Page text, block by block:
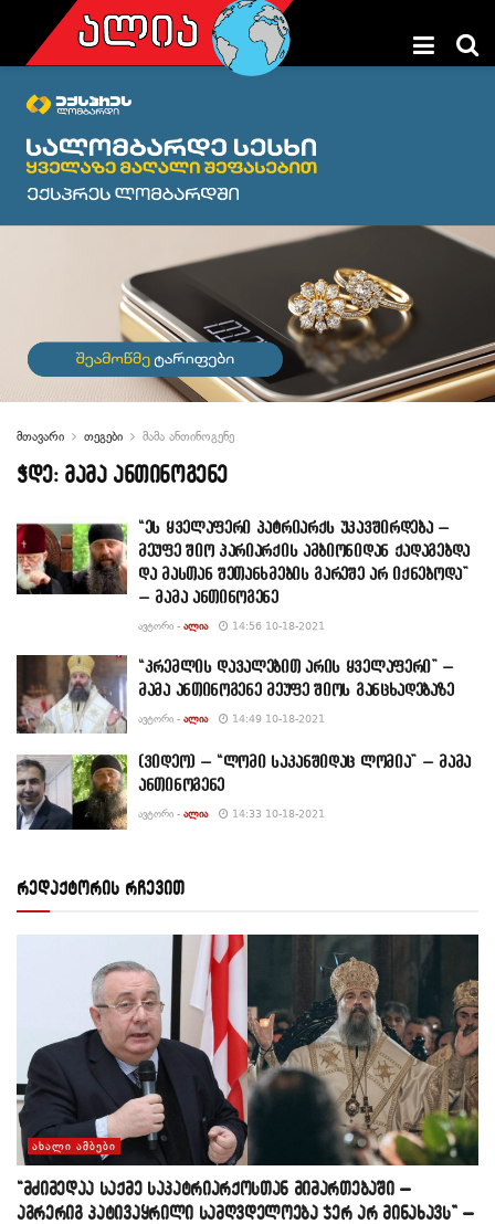
მთავარი თეგები მამა ანთინოგენე
ჭდე: მამა ანთინოგენე
“ეს ყველაფერი პატრიარქს უკავშირდება –
მეუფე შიო პარიარქის ამბიონიდან ქადაგებდა
და მასთან შეთანხმების გარეშე არ იქნებოდა”
– მამა ანთინოგენე
ᲐᲕᲢᲝᲠᲘ - ᲐᲚᲘᲐ 14:56 10-18-2021
“კრემლის დავალებით არის ყველაფერი” –
მამა ანთინოგენე მეუფე შიოს განცხადებაზე
ᲐᲕᲢᲝᲠᲘ - ᲐᲚᲘᲐ 14:49 10-18-2021
(ვიდეო) – “ლომი საკანშიდაც ლომია” – მამა
ანთინოგენე
ᲐᲕᲢᲝᲠᲘ - ᲐᲚᲘᲐ 14:33 10-18-2021
რედაქტორის რჩევით
ᲐᲮᲐᲚᲘ ᲐᲛᲑᲔᲑᲘ
“მძიმედაა საქმე საპატრიარქოსთან მიმართებაში –
აგრერიგ პატივაყრილი სამღვდელოება ჯერ არ მინახავს” –